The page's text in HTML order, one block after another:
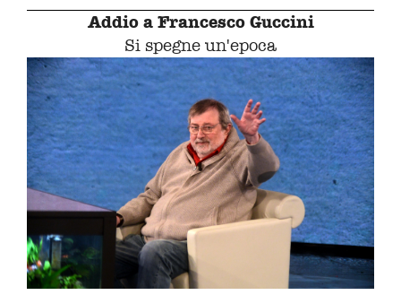
Addio a Francesco Guccini
Si spegne un'epoca